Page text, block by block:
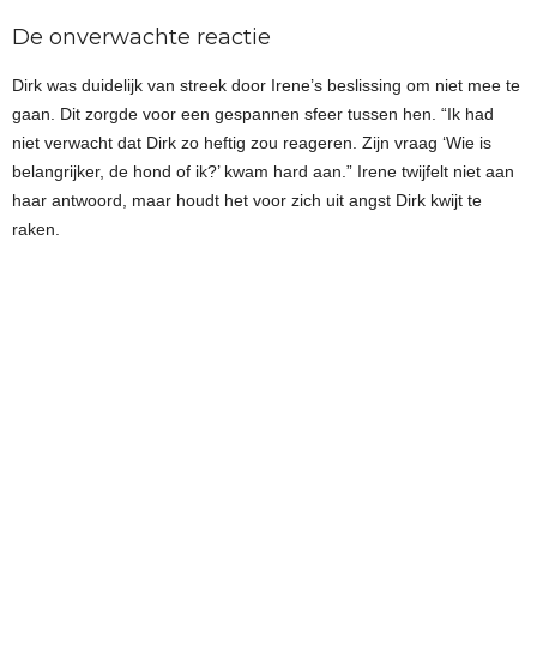
De onverwachte reactie
Dirk was duidelijk van streek door Irene’s beslissing om niet mee te
gaan. Dit zorgde voor een gespannen sfeer tussen hen. “Ik had
niet verwacht dat Dirk zo heftig zou reageren. Zijn vraag ‘Wie is
belangrijker, de hond of ik?’ kwam hard aan.” Irene twijfelt niet aan
haar antwoord, maar houdt het voor zich uit angst Dirk kwijt te
raken.